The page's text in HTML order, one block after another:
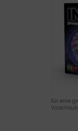
Für eine